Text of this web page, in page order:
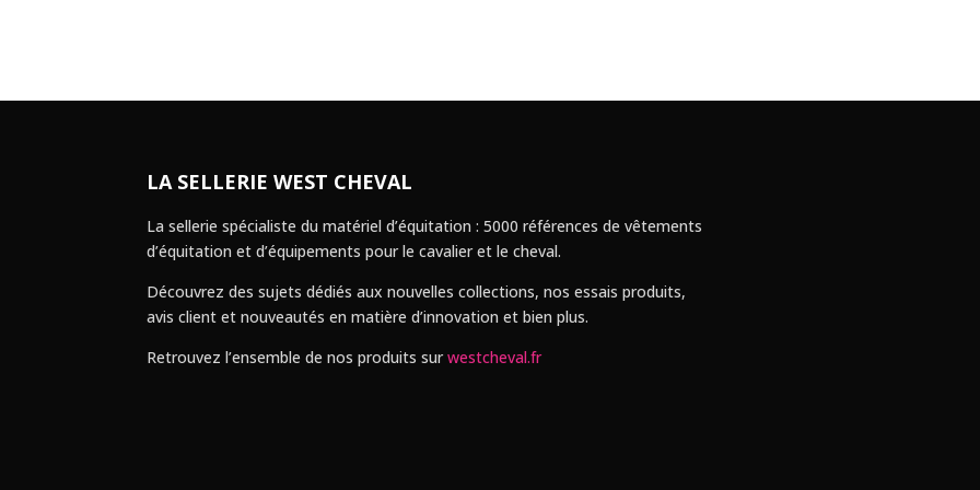
LA SELLERIE WEST CHEVAL
La sellerie spécialiste du matériel d’équitation : 5000 références de vêtements
d’équitation et d’équipements pour le cavalier et le cheval.
Découvrez des sujets dédiés aux nouvelles collections, nos essais produits,
avis client et nouveautés en matière d’innovation et bien plus.
Retrouvez l’ensemble de nos produits surwestcheval.fr